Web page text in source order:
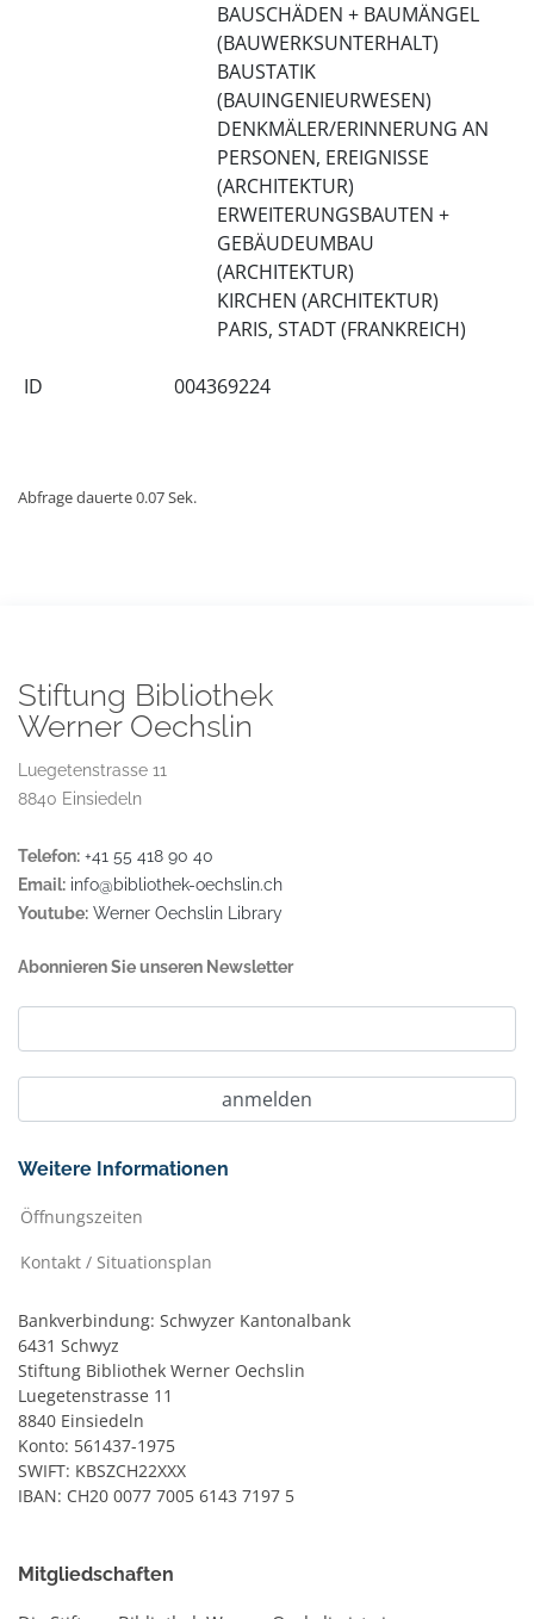
BAUSCHÄDEN + BAUMÄNGEL
(BAUWERKSUNTERHALT)
BAUSTATIK
(BAUINGENIEURWESEN)
DENKMÄLER/ERINNERUNG AN
PERSONEN, EREIGNISSE
(ARCHITEKTUR)
ERWEITERUNGSBAUTEN +
GEBÄUDEUMBAU
(ARCHITEKTUR)
KIRCHEN (ARCHITEKTUR)
PARIS, STADT (FRANKREICH)
ID 004369224
Abfrage dauerte 0.07 Sek.
Stiftung Bibliothek
Werner Oechslin
Luegetenstrasse 11
8840 Einsiedeln
Telefon: +41 55 418 90 40
Email: info@bibliothek-oechslin.ch
Youtube: Werner Oechslin Library
Abonnieren Sie unseren Newsletter
Weitere Informationen
Öffnungszeiten
Kontakt / Situationsplan
Bankverbindung: Schwyzer Kantonalbank
6431 Schwyz
Stiftung Bibliothek Werner Oechslin
Luegetenstrasse 11
8840 Einsiedeln
Konto: 561437-1975
SWIFT: KBSZCH22XXX
IBAN: CH20 0077 7005 6143 7197 5
Mitgliedschaften